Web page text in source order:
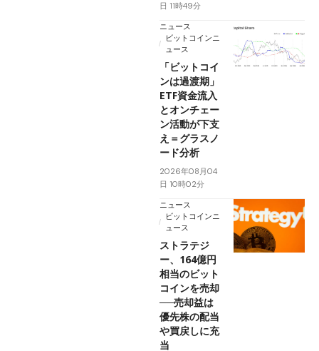
日 11時49分
ニュース
ビットコインニ
ュース
「ビットコイ
ンは過渡期」
ETF資金流入
とオンチェー
ン活動が下支
え＝グラスノ
ード分析
2026年08月04
日 10時02分
ニュース
ビットコインニ
ュース
ストラテジ
ー、164億円
相当のビット
コインを売却
──売却益は
優先株の配当
や買戻しに充
当